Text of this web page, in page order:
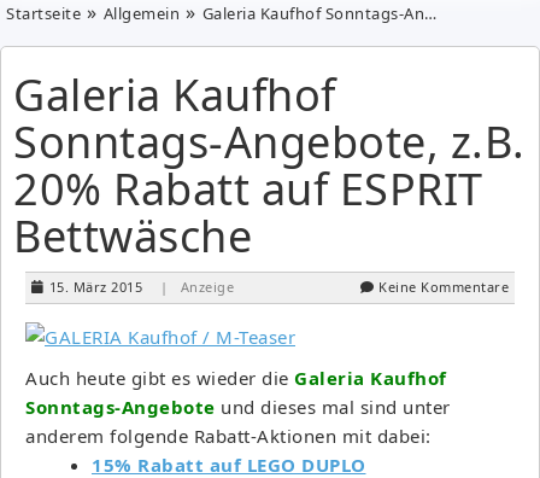
Startseite Allgemein Galeria Kaufhof Sonntags-Angebote, z.B. 20% Rabatt auf ESPRIT Bettwäsche
Galeria Kaufhof
Sonntags-Angebote, z.B.
20% Rabatt auf ESPRIT
Bettwäsche
15. März 2015 | Anzeige Keine Kommentare
Auch heute gibt es wieder die Galeria Kaufhof
Sonntags-Angebote und dieses mal sind unter
anderem folgende Rabatt-Aktionen mit dabei:
15% Rabatt auf LEGO DUPLO